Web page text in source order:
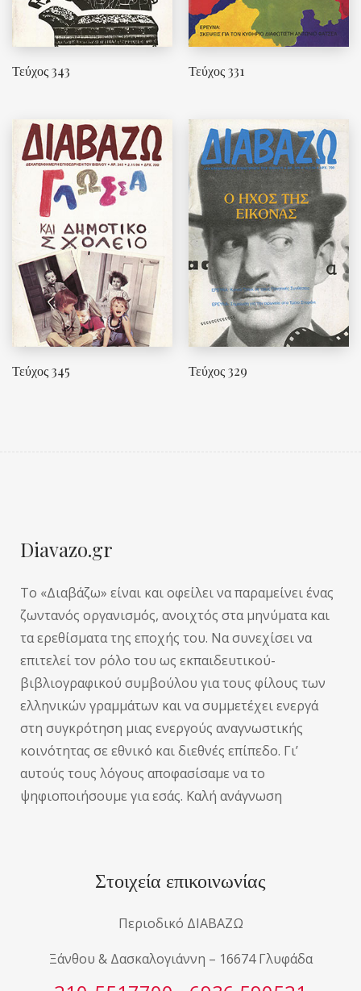
Τεύχος 343 Τεύχος 331
Τεύχος 345 Τεύχος 329
Diavazo.gr
Το «Διαβάζω» είναι και οφείλει να παραμείνει ένας
ζωντανός οργανισμός, ανοιχτός στα μηνύματα και
τα ερεθίσματα της εποχής του. Να συνεχίσει να
επιτελεί τον ρόλο του ως εκπαιδευτικού-
βιβλιογραφικού συμβούλου για τους φίλους των
ελληνικών γραμμάτων και να συμμετέχει ενεργά
στη συγκρότηση μιας ενεργούς αναγνωστικής
κοινότητας σε εθνικό και διεθνές επίπεδο. Γι’
αυτούς τους λόγους αποφασίσαμε να το
ψηφιοποιήσουμε για εσάς. Καλή ανάγνωση
Στοιχεία επικοινωνίας
Περιοδικό ΔΙΑΒΑΖΩ
Ξάνθου & Δασκαλογιάννη – 16674 Γλυφάδα